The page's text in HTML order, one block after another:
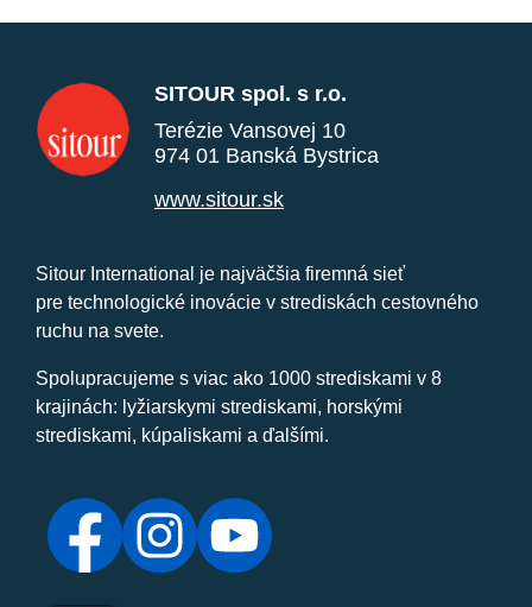
SITOUR spol. s r.o.
Terézie Vansovej 10
974 01 Banská Bystrica
www.sitour.sk
Sitour International je najväčšia firemná sieť
pre technologické inovácie v strediskách cestovného
ruchu na svete.
Spolupracujeme s viac ako 1000 strediskami v 8
krajinách: lyžiarskymi strediskami, horskými
strediskami, kúpaliskami a ďalšími.